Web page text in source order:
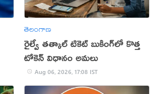
తెలంగాణ
రైల్వే తత్కాల్ టికెట్ బుకింగ్‌లో కొత్త
టోకెన్ విధానం అమలు
Aug 06, 2026, 17:08 IST